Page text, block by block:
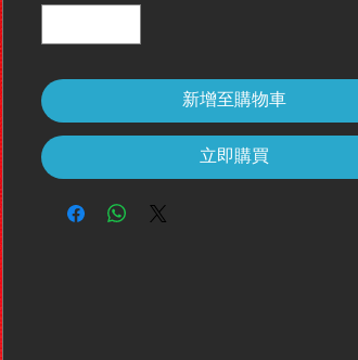
新增至購物車
立即購買